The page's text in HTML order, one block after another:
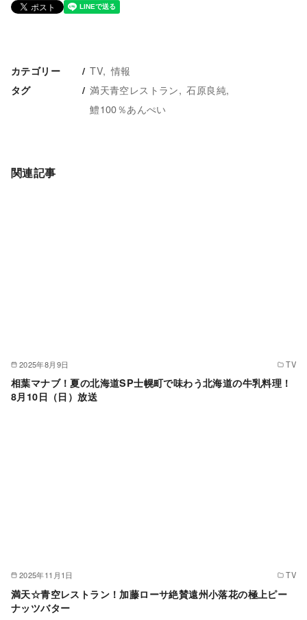
カテゴリー TV 情報
タグ 満天青空レストラン
石原良純
鱧100％あんぺい
関連記事
2025年8月9日 TV
相葉マナブ！夏の北海道SP士幌町で味わう北海道の牛乳料理！
8月10日（日）放送
2025年11月1日 TV
満天☆青空レストラン！加藤ローサ絶賛遠州小落花の極上ピー
ナッツバター